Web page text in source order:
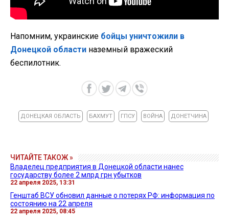
Напомним, украинские бойцы уничтожили в
Донецкой области наземный вражеский
беспилотник.
ДОНЕЦКАЯ ОБЛАСТЬ БАХМУТ ГПСУ ВОЙНА ДОНЕТЧИНА
ЧИТАЙТЕ ТАКОЖ »
Владелец предприятия в Донецкой области нанес
государству более 2 млрд грн убытков
22 апреля 2025, 13:31
Генштаб ВСУ обновил данные о потерях РФ: информация по
состоянию на 22 апреля
22 апреля 2025, 08:45